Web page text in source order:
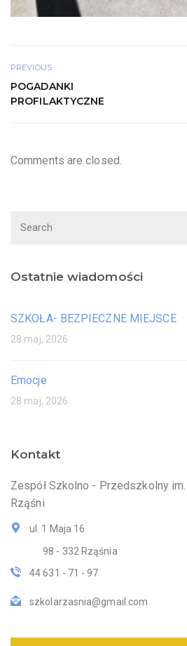
PREVIOUS
POGADANKI
PROFILAKTYCZNE
Comments are closed.
Ostatnie wiadomości
SZKOŁA- BEZPIECZNE MIEJSCE
28 maj, 2026
Emocje
28 maj, 2026
Kontakt
Zespół Szkolno - Przedszkolny
Rząśni
ul. 1 Maja 16
98 - 332 Rząśnia
44 631 - 71 - 97
szkolarzasnia@gmail.com